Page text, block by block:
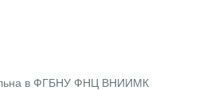
льна в ФГБНУ ФНЦ ВНИИМК